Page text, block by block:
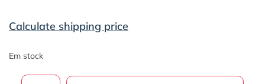
Calculate shipping price
Em stock